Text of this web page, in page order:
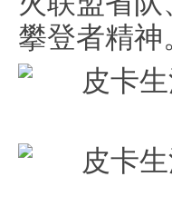
攀登者精神